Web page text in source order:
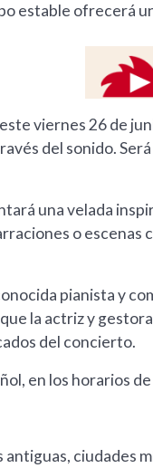
estable ofrecerá
viernes 26 de
del sonido.
una velada
o escenas
pianista y
la actriz y
del concierto.
en los horarios de
ciudades